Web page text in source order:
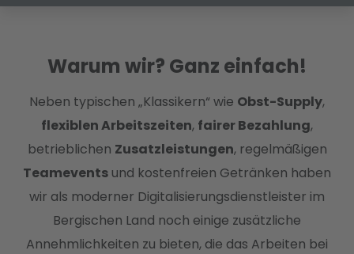
Warum wir? Ganz einfach!
Neben typischen „Klassikern“ wie Obst-Supply,
flexiblen Arbeitszeiten, fairer Bezahlung,
betrieblichen Zusatzleistungen, regelmäßigen
Teamevents und kostenfreien Getränken haben
wir als moderner Digitalisierungsdienstleister im
Bergischen Land noch einige zusätzliche
Annehmlichkeiten zu bieten, die das Arbeiten bei